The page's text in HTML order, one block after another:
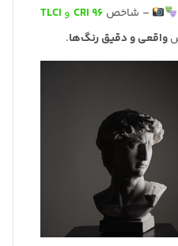
– شاخص CRI 96 و TLCI
واقعی و دقیق رنگ‌ها.